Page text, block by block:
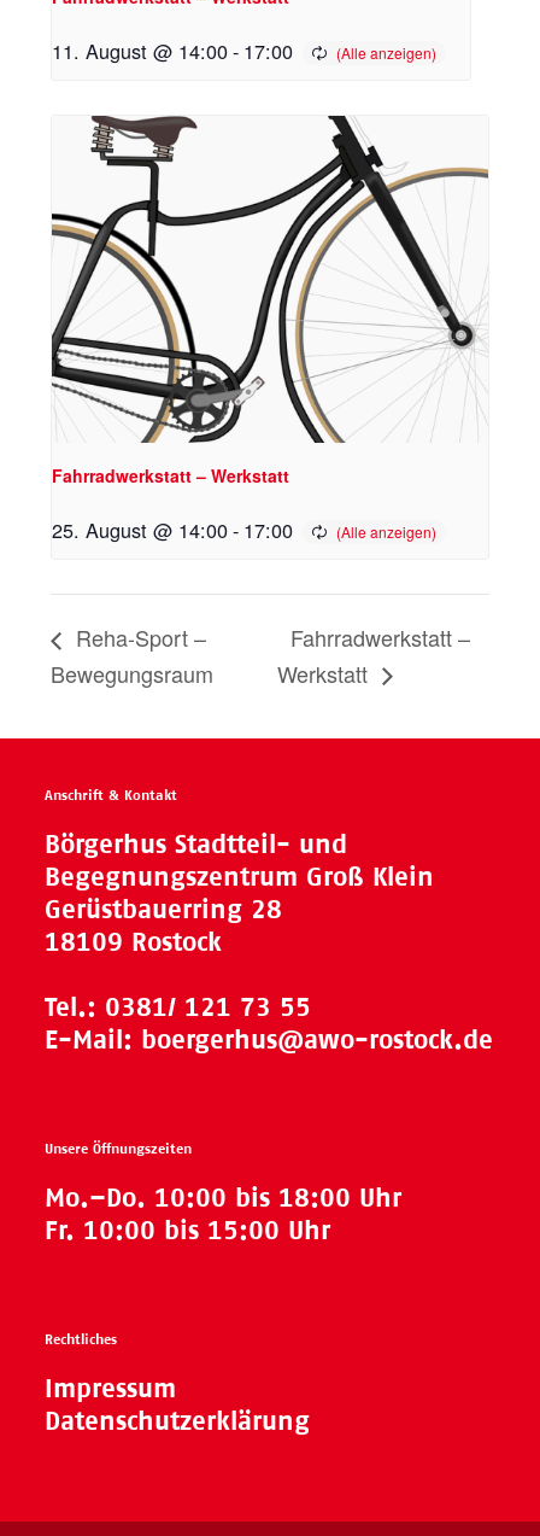
11. August @ 14:00- 17:00
Fahrradwerkstatt – Werkstatt
25. August @ 14:00- 17:00
Reha-Sport –
Bewegungsraum
Fahrradwerkstatt –
Werkstatt
Anschrift & Kontakt
Börgerhus Stadtteil- und
Begegnungszentrum Groß Klein
Gerüstbauerring 28
18109 Rostock
Tel.: 0381/ 121 73 55
E-Mail: boergerhus@awo-rostock.de
Unsere Öffnungszeiten
Mo.–Do. 10:00 bis 18:00 Uhr
Fr. 10:00 bis 15:00 Uhr
Rechtliches
Impressum
Datenschutzerklärung